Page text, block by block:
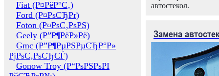
Fiat (Р¤РёР°С‚)
Ford (Р¤РѕСЂРґ)
Foton (Р¤РѕС‚РѕРЅ)
Geely (Р”Р¶РёР»Рё)
Gmc (Р”Р¶РµРЅРµСЂР°Р»
РјРѕС‚РѕСЂСЃ)
Gonow Troy (Р“РѕРЅРѕРІ
автостекол.
Замена